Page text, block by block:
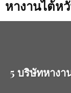
หางานไต้ห
5 บริษัทหาง